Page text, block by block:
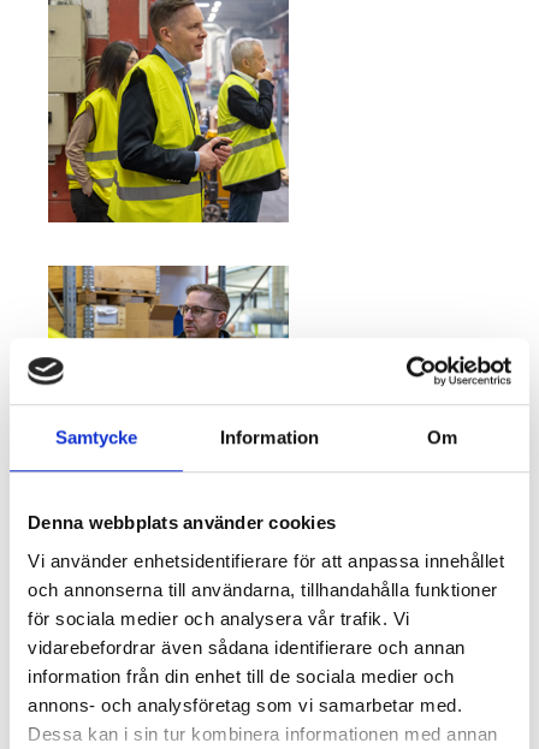
Samtycke Information Om
Denna webbplats använder cookies
Vi använder enhetsidentifierare för att anpassa innehållet
och annonserna till användarna, tillhandahålla funktioner
för sociala medier och analysera vår trafik. Vi
vidarebefordrar även sådana identifierare och annan
information från din enhet till de sociala medier och
annons- och analysföretag som vi samarbetar med.
Dessa kan i sin tur kombinera informationen med annan